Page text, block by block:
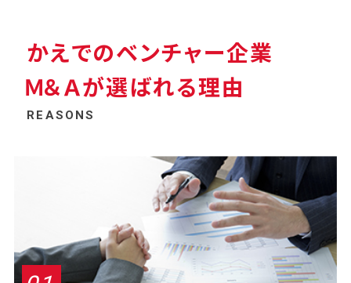
かえでのベンチャー企業
Ｍ＆Ａが選ばれる理由
REASONS